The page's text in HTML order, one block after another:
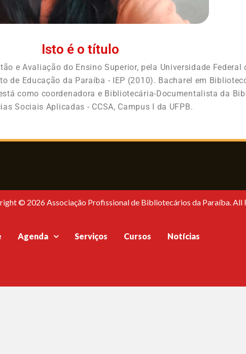
Isto é o título
e Avaliação do Ensino Superior, pela Universidade Federal
de Educação da Paraíba - IEP (2010). Bacharel em
como coordenadora e Bibliotecária-Documentalista da
Sociais Aplicadas - CCSA, Campus I da UFPB.
© 2026 Associação Profissional de Bibliotecários da Paraíba. All
Agenda Serviços Cursos Notícias